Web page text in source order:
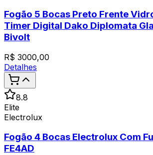
Fogão 5 Bocas Preto Frente
Timer Digital Dako Diplomata
Bivolt
R$ 3000,00
Detalhes
8.8
Elite
Electrolux
Fogão 4 Bocas Electrolux Com
FE4AD